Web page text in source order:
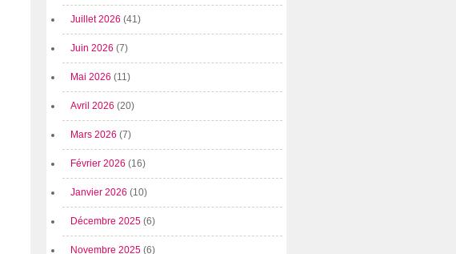
Juillet 2026 (41)
Juin 2026 (7)
Mai 2026 (11)
Avril 2026 (20)
Mars 2026 (7)
Février 2026 (16)
Janvier 2026 (10)
Décembre 2025 (6)
Novembre 2025 (6)